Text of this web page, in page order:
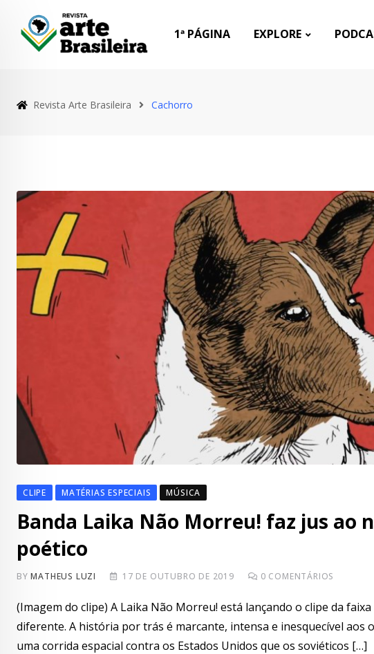
content
1ª PÁGINA EXPLORE
Revista Arte Brasileira Cachorro
CLIPE MATÉRIAS ESPECIAIS MÚSICA
Banda Laika Não Morreu! faz jus ao
poético
BYMATHEUS LUZI 17 DE OUTUBRO DE 2019 0 COMENTÁRIOS
(Imagem do clipe) A Laika Não Morreu! está lançando o clipe da
diferente. A história por trás é marcante, intensa e inesquecível aos
uma corrida espacial contra os Estados Unidos que os soviéticos […]